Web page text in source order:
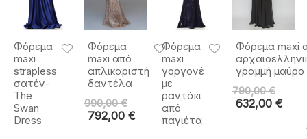
Φόρεμα
maxi
strapless
σατέν-
The
Swan
Dress
Φόρεμα
maxi από
απλικαριστή
δαντέλα
990,00€
792,00€
Φόρεμα
maxi
γοργονέ
με
ραντάκι
από
παγιέτα
Φόρεμα maxi
γραμμή μαύρο
790,00€
632,00€